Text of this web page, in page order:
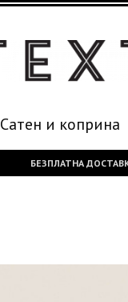
Сатен и коприна
БЕЗПЛАТНА